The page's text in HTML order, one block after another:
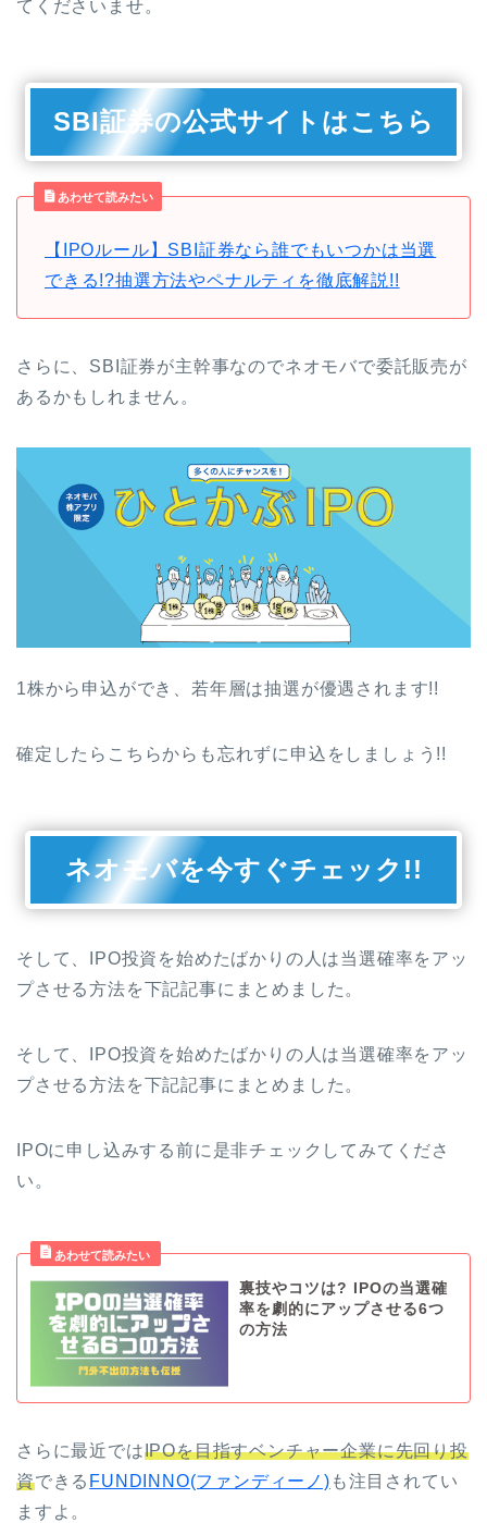
てくださいませ。
SBI証券の公式サイトはこちら
あわせて読みたい
【IPOルール】SBI証券なら誰でもいつかは当選
できる!?抽選方法やペナルティを徹底解説!!
さらに、SBI証券が主幹事なのでネオモバで委託販売が
あるかもしれません。
1株から申込ができ、若年層は抽選が優遇されます!!
確定したらこちらからも忘れずに申込をしましょう!!
ネオモバを今すぐチェック!!
そして、IPO投資を始めたばかりの人は当選確率をアッ
プさせる方法を下記記事にまとめました。
そして、IPO投資を始めたばかりの人は当選確率をアッ
プさせる方法を下記記事にまとめました。
IPOに申し込みする前に是非チェックしてみてくださ
い。
裏技やコツは? IPOの当選確
率を劇的にアップさせる6つ
の方法
さらに最近ではIPOを目指すベンチャー企業に先回り投
資できる FUNDINNO(ファンディーノ) も注目されてい
ますよ。